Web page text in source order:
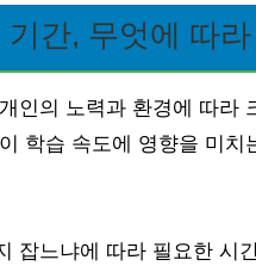
기간, 무엇에 따
인의 노력과 환경에 따라
학습 속도에 영향을 미치
잡느냐에 따라 필요한 시